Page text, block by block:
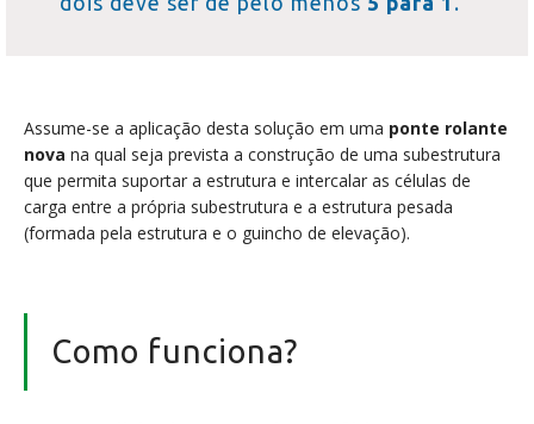
Assume-se a aplicação desta solução em uma ponte rolante
nova na qual seja prevista a construção de uma subestrutura
que permita suportar a estrutura e intercalar as células de
carga entre a própria subestrutura e a estrutura pesada
(formada pela estrutura e o guincho de elevação).
Como funciona?